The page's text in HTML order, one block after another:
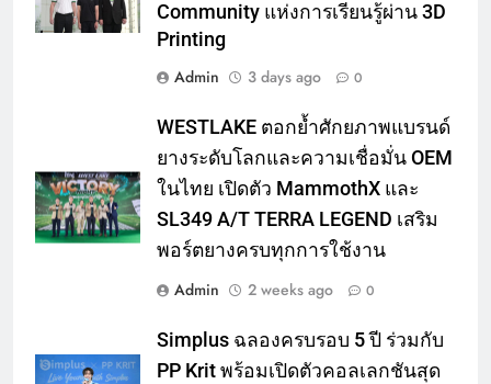
Community แห่งการเรียนรู้ผ่าน 3D
Printing
Admin
3 days ago 0
WESTLAKE ตอกย้ำศักยภาพแบรนด์
ยางระดับโลกและความเชื่อมั่น OEM
ในไทย เปิดตัว MammothX และ
SL349 A/T TERRA LEGEND เสริม
พอร์ตยางครบทุกการใช้งาน
Admin
2 weeks ago 0
Simplus ฉลองครบรอบ 5 ปี ร่วมกับ
PP Krit พร้อมเปิดตัวคอลเลกชันสุด